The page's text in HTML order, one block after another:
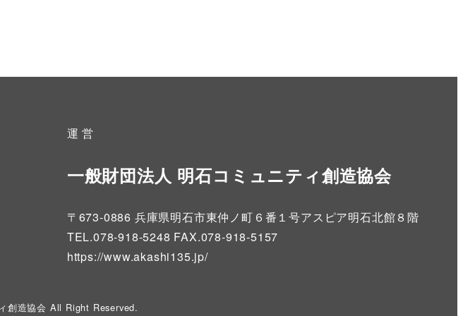
運 営
一般財団法人 明石コミュニティ創造協会
〒673-0886 兵庫県明石市東仲ノ町６番１号アスピア明石北館８階
TEL.078-918-5248 FAX.078-918-5157
https://www.akashi135.jp/
創造協会 All Right Reserved.